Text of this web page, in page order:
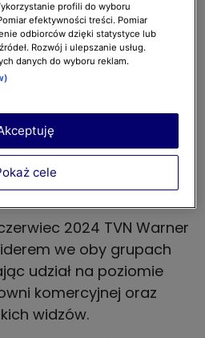
hasłem debiutu
która już 3 tygodnie
imponujący
użytkowników. Łączny
HBO Max) wyniósł 6,7
liderem rynku w pierwszej
2024 TVN Warner
we oby grupach
udział na poziomie
komercyjnej oraz
widzów.
profili do wyboru
efektywności treści. Pomiar
odbiorców dzięki statystyce lub
Rozwój i ulepszanie usług.
danych do wyboru reklam.
cele